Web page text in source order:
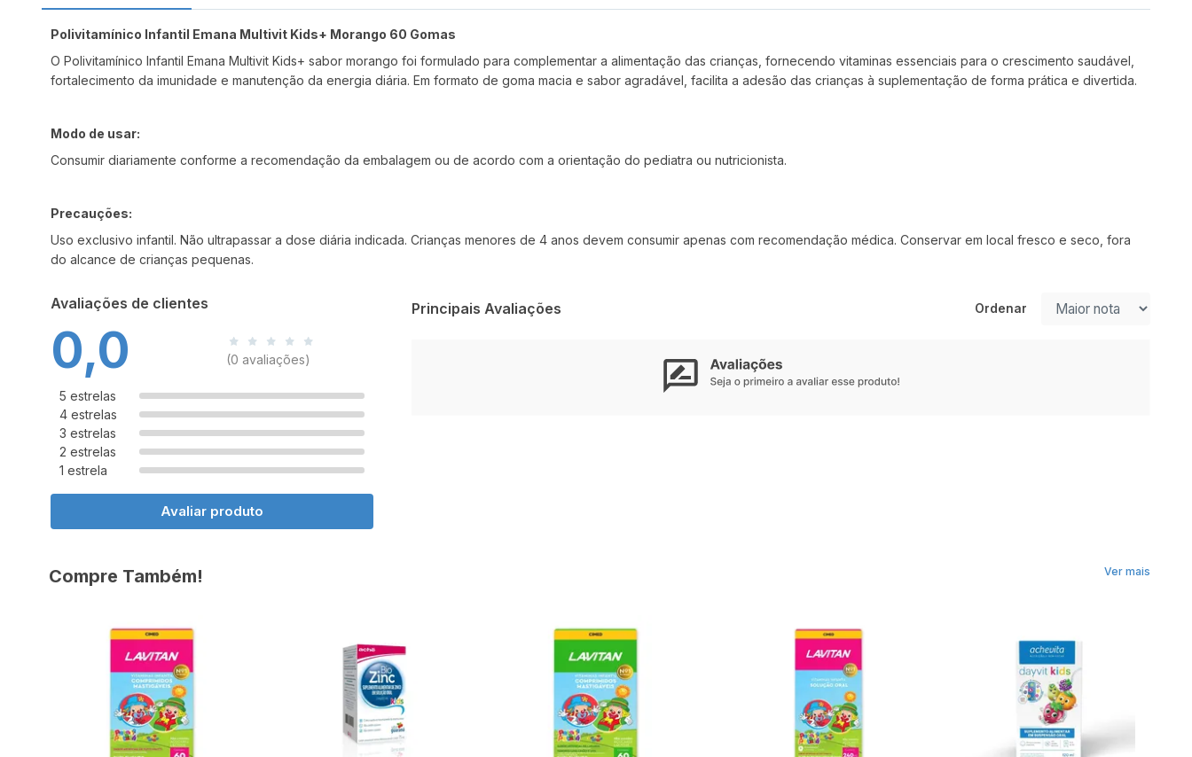
Polivitamínico Infantil Emana Multivit Kids+ Morango 60 Gomas
O Polivitamínico Infantil Emana Multivit Kids+ sabor morango foi formulado para complementar a alimentação das crianças, fornecendo vitaminas essenciais para o crescimento saudável,
fortalecimento da imunidade e manutenção da energia diária. Em formato de goma macia e sabor agradável, facilita a adesão das crianças à suplementação de forma prática e divertida.
Modo de usar:
Consumir diariamente conforme a recomendação da embalagem ou de acordo com a orientação do pediatra ou nutricionista.
Precauções:
Uso exclusivo infantil. Não ultrapassar a dose diária indicada. Crianças menores de 4 anos devem consumir apenas com recomendação médica. Conservar em local fresco e seco, fora
do alcance de crianças pequenas.
Avaliações de clientes
0,0 (0 avaliações)
5 estrelas
4 estrelas
3 estrelas
2 estrelas
1 estrela
Avaliar produto
Principais Avaliações Ordenar
Ver mais
Compre Também!